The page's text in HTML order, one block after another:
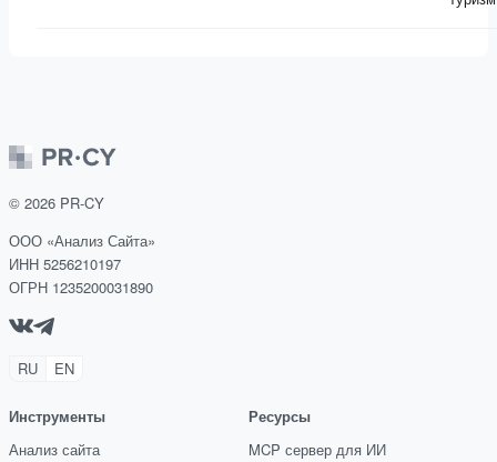
© 2026 PR-CY
ООО «Анализ Сайта»
ИНН 5256210197
ОГРН 1235200031890
RU EN
Инструменты
Анализ сайта
Ресурсы
MCP сервер для ИИ